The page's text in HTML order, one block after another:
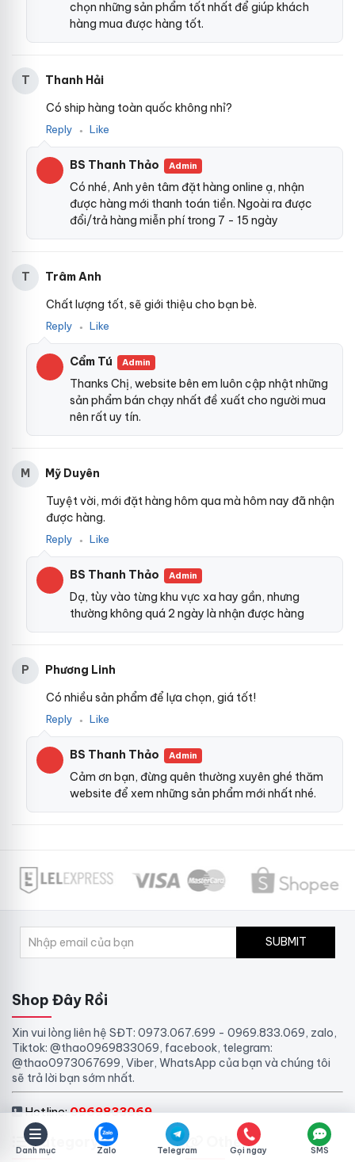
chọn những sản phẩm tốt nhất để giúp khách
hàng mua được hàng tốt.
T
Thanh Hải
Có ship hàng toàn quốc không nhỉ?
Reply ● Like
BS Thanh Thảo Admin
Có nhé, Anh yên tâm đặt hàng online ạ, nhận
được hàng mới thanh toán tiền. Ngoài ra được
đổi/trả hàng miễn phí trong 7 - 15 ngày
T
Trâm Anh
Chất lượng tốt, sẽ giới thiệu cho bạn bè.
Reply ● Like
Cẩm Tú Admin
Thanks Chị, website bên em luôn cập nhật những
sản phẩm bán chạy nhất đề xuất cho người mua
nên rất uy tín.
M
Mỹ Duyên
Tuyệt vời, mới đặt hàng hôm qua mà hôm nay đã nhận
được hàng.
Reply ● Like
BS Thanh Thảo Admin
Dạ, tùy vào từng khu vực xa hay gần, nhưng
thường không quá 2 ngày là nhận được hàng
P
Phương Linh
Có nhiều sản phẩm để lựa chọn, giá tốt!
Reply ● Like
BS Thanh Thảo Admin
Cảm ơn bạn, đừng quên thường xuyên ghé thăm
website để xem những sản phẩm mới nhất nhé.
SUBMIT
Shop Đây Rồi
Xin vui lòng liên hệ SĐT: 0973.067.699 - 0969.833.069, zalo,
Tiktok: @thao0969833069, facebook, telegram:
@thao0973067699, Viber, WhatsApp của bạn và chúng tôi
sẽ trả lời bạn sớm nhất.
Hotline:0969833069
Category Other
Danh mục Zalo Telegram Gọi ngay SMS